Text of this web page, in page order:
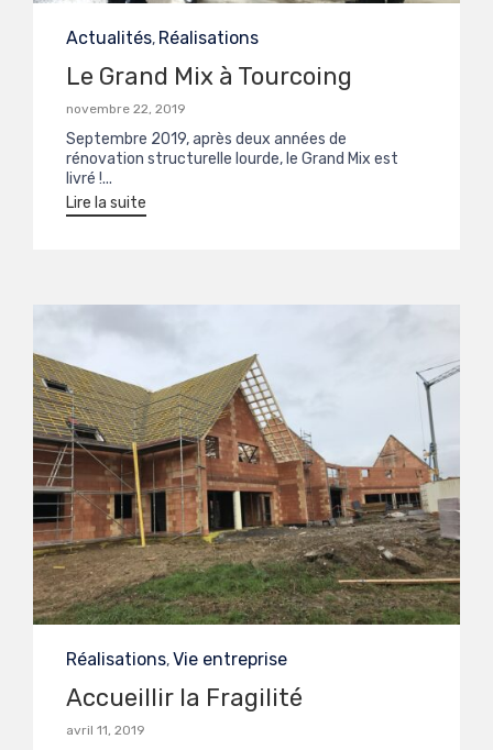
Category
Actualités, Réalisations
Le Grand Mix à Tourcoing
novembre 22, 2019
Septembre 2019, après deux années de
rénovation structurelle lourde, le Grand Mix est
livré !...
Lire la suite
Category
Réalisations,Vie entreprise
Accueillir la Fragilité
avril 11, 2019